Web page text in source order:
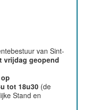
van Sint-
vrijdag geopend
tot 18u30 (de
Stand en